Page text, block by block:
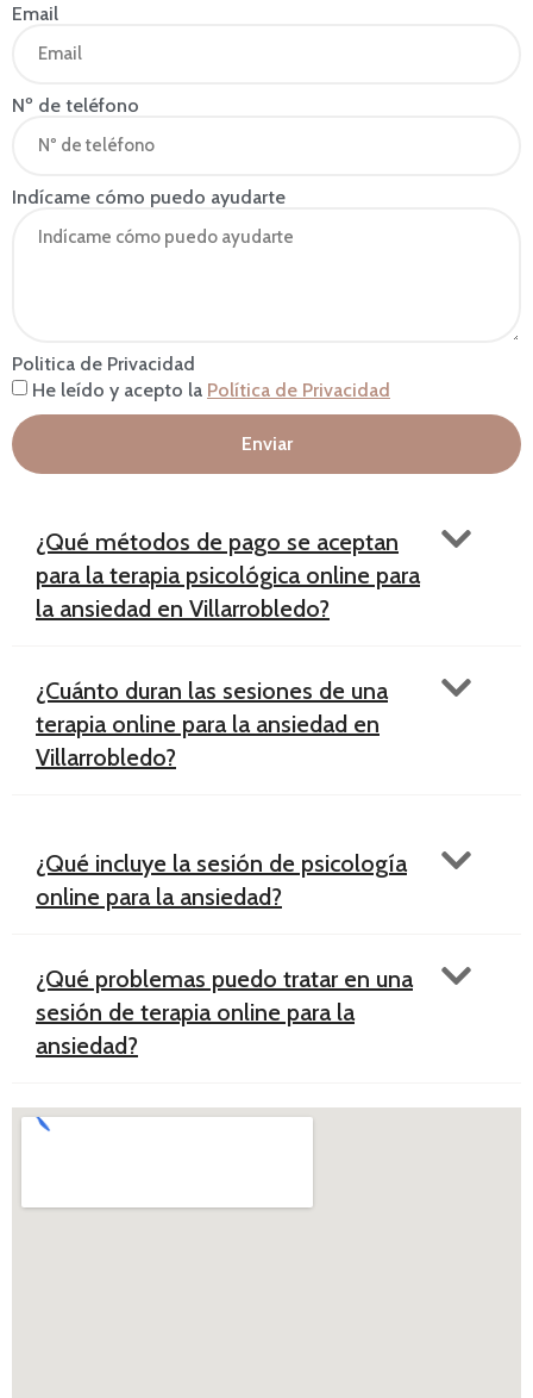
Email
Nº de teléfono
Indícame cómo puedo ayudarte
Politica de Privacidad
He leído y acepto la Política de Privacidad
Enviar
¿Qué métodos de pago se aceptan
para la terapia psicológica online para
la ansiedad en Villarrobledo?
¿Cuánto duran las sesiones de una
terapia online para la ansiedad en
Villarrobledo?
¿Qué incluye la sesión de psicología
online para la ansiedad?
¿Qué problemas puedo tratar en una
sesión de terapia online para la
ansiedad?